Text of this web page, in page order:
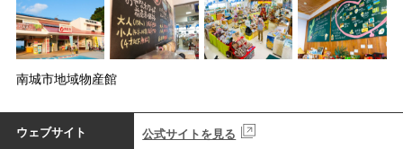
南城市地域物産館
ウェブサイト 公式サイトを見る